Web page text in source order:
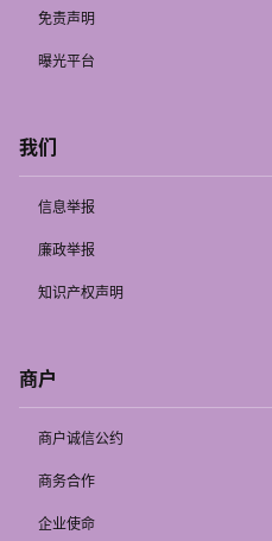
免责声明
曝光平台
我们
信息举报
廉政举报
知识产权声明
商户
商户诚信公约
商务合作
企业使命